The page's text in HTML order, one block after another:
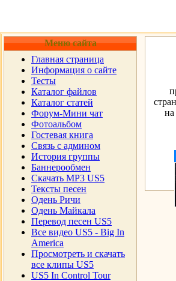
Меню сайта
Главная страница
Информация о сайте
Тесты
Каталог файлов
Каталог статей
Форум-Мини чат
Фотоальбом
Гостевая книга
Cвязь с админом
История группы
Баннерообмен
Скачать MP3 US5
Тексты песен
Одень Ричи
Одень Майкала
Перевод песен US5
Все видео US5 - Big In
America
Просмотреть и скачать
все клипы US5
US5 In Control Tour
на